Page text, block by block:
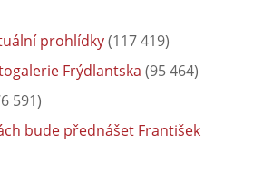
prohlídky(117 419)
Frýdlantska (95 464)
591)
bude přednášet František